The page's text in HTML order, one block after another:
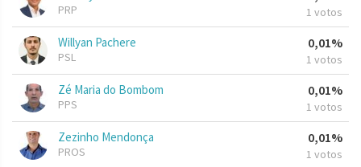
PRP 1 votos
Willyan Pachere
PSL
0,01%
1 votos
Zé Maria do Bombom
PPS
0,01%
1 votos
Zezinho Mendonça
PROS
0,01%
1 votos